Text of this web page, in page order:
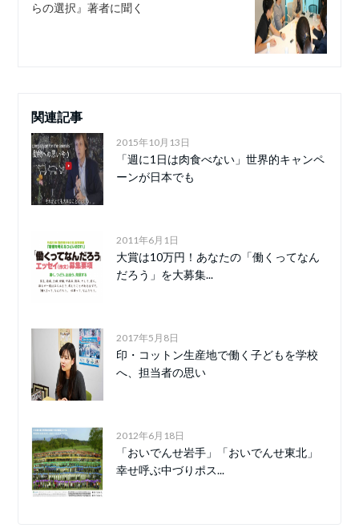
らの選択』著者に聞く
関連記事
2015年10月13日
「週に1日は肉食べない」世界的キャンペ
ーンが日本でも
2011年6月1日
大賞は10万円！あなたの「働くってなん
だろう」を大募集...
2017年5月8日
印・コットン生産地で働く子どもを学校
へ、担当者の思い
2012年6月18日
「おいでんせ岩手」「おいでんせ東北」
幸せ呼ぶ中づりポス...